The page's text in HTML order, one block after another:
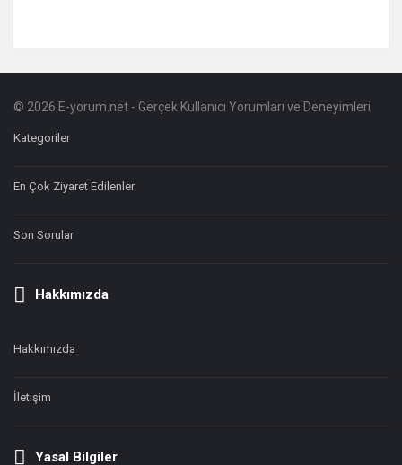
Footer
Hakkında
© 2026 E-yorum.net - Gerçek Kullanıcı Yorumları ve Deneyimleri
Kategoriler
En Çok Ziyaret Edilenler
Son Sorular
Hakkımızda
Hakkımızda
İletişim
Yasal Bilgiler